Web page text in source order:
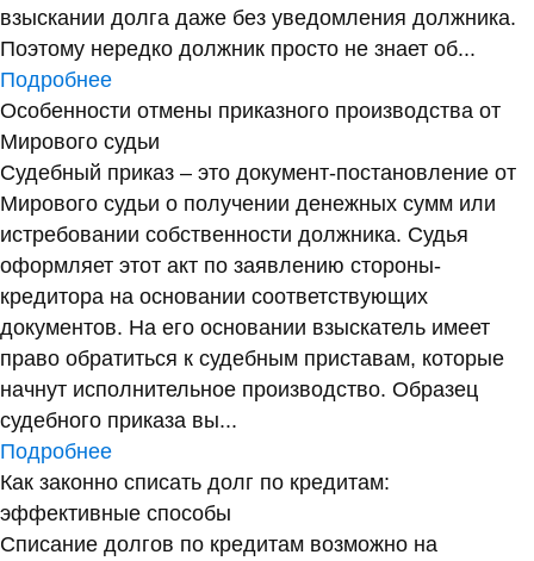
взыскании долга даже без уведомления должника.
Поэтому нередко должник просто не знает об...
Подробнее
Особенности отмены приказного производства от
Мирового судьи
Судебный приказ – это документ-постановление от
Мирового судьи о получении денежных сумм или
истребовании собственности должника. Судья
оформляет этот акт по заявлению стороны-
кредитора на основании соответствующих
документов. На его основании взыскатель имеет
право обратиться к судебным приставам, которые
начнут исполнительное производство. Образец
судебного приказа вы...
Подробнее
Как законно списать долг по кредитам:
эффективные способы
Списание долгов по кредитам возможно на